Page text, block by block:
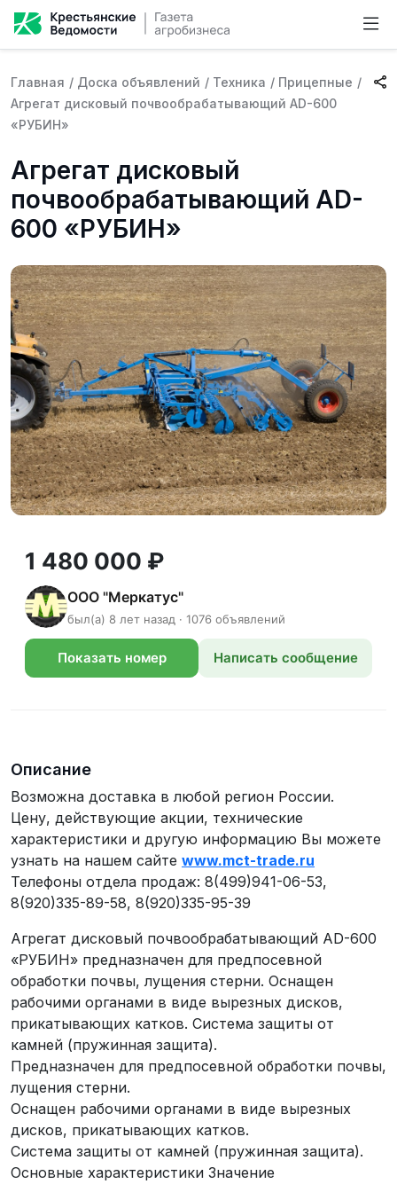
Главная / Доска объявлений / Техника / Прицепные /
Агрегат дисковый почвообрабатывающий AD-600
«РУБИН»
Агрегат дисковый
почвообрабатывающий AD-
600 «РУБИН»
1 480 000 ₽
ООО "Меркатус"
был(а) 8 лет назад · 1076 объявлений
Показать номер Написать сообщение
Описание
Возможна доставка в любой регион России.
Цену, действующие акции, технические
характеристики и другую информацию Вы можете
узнать на нашем сайте www.mct-trade.ru
Телефоны отдела продаж: 8(499)941-06-53,
8(920)335-89-58, 8(920)335-95-39
Агрегат дисковый почвообрабатывающий AD-600
«РУБИН» предназначен для предпосевной
обработки почвы, лущения стерни. Оснащен
рабочими органами в виде вырезных дисков,
прикатывающих катков. Система защиты от
камней (пружинная защита).
Предназначен для предпосевной обработки почвы,
лущения стерни.
Оснащен рабочими органами в виде вырезных
дисков, прикатывающих катков.
Система защиты от камней (пружинная защита).
Основные характеристики Значение